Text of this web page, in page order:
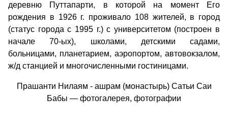
деревню Путтапарти, в которой на момент Его
рождения в 1926 г. проживало 108 жителей, в город
(статус города с 1995 г.) с университетом (построен в
начале 70-ых), школами, детскими садами,
больницами, планетарием, аэропортом, автовокзалом,
ж/д станцией и многочисленными гостиницами.
Прашанти Нилаям - ашрам (монастырь) Сатьи Саи
Бабы — фотогалерея, фотографии